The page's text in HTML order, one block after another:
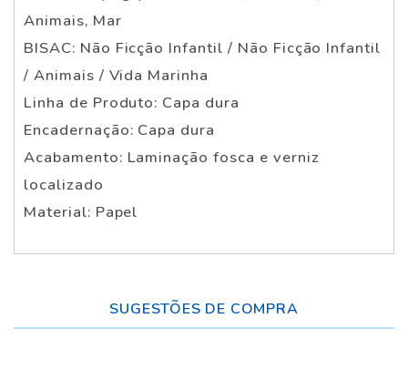
Animais, Mar
BISAC: Não Ficção Infantil / Não Ficção Infantil
/ Animais / Vida Marinha
Linha de Produto: Capa dura
Encadernação: Capa dura
Acabamento: Laminação fosca e verniz
localizado
Material: Papel
SUGESTÕES DE COMPRA